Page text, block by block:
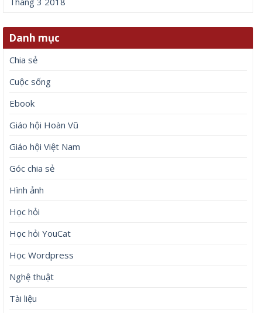
Danh mục
Chia sẻ
Cuộc sống
Ebook
Giáo hội Hoàn Vũ
Giáo hội Việt Nam
Góc chia sẻ
Hình ảnh
Học hỏi
Học hỏi YouCat
Học Wordpress
Nghệ thuật
Tài liệu